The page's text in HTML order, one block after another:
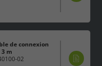
de connexion
3 m
02